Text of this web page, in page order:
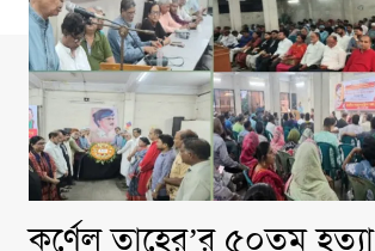
কর্ণেল তাহের’র ৫০তম হত্যা